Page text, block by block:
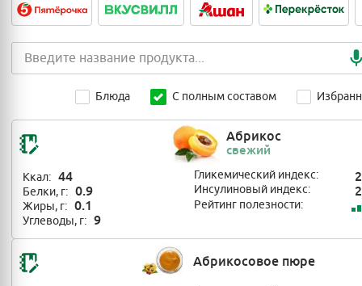
Блюда С полным составом
Абрикос
свежий
Ккал: 44
Белки, г: 0.9
Жиры, г: 0.1
Углеводы, г: 9
Гликемический индекс:
Инсулиновый индекс:
Рейтинг полезности:
Абрикосовое пюре